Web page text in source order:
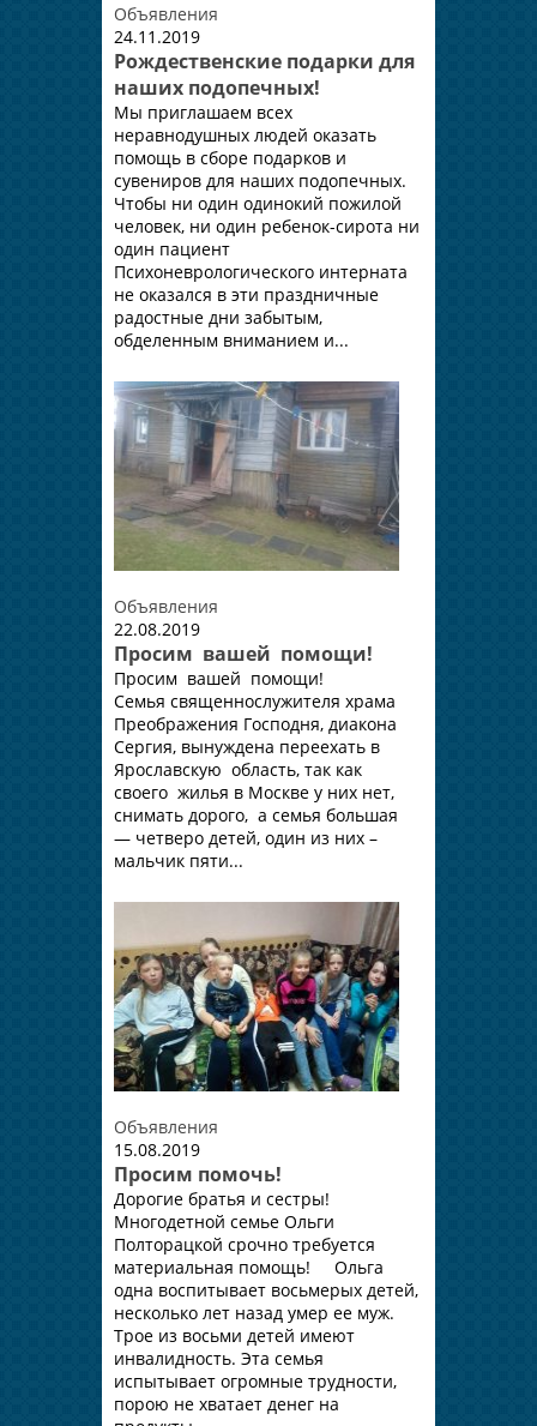
Объявления
24.11.2019
Рождественские подарки для
наших подопечных!
Мы приглашаем всех
неравнодушных людей оказать
помощь в сборе подарков и
сувениров для наших подопечных.
Чтобы ни один одинокий пожилой
человек, ни один ребенок-сирота ни
один пациент
Психоневрологического интерната
не оказался в эти праздничные
радостные дни забытым,
обделенным вниманием и...
Объявления
22.08.2019
Просим вашей помощи!
Просим вашей помощи!
Семья священнослужителя храма
Преображения Господня, диакона
Сергия, вынуждена переехать в
Ярославскую область, так как
своего жилья в Москве у них нет,
снимать дорого, а семья большая
— четверо детей, один из них –
мальчик пяти...
Объявления
15.08.2019
Просим помочь!
Дорогие братья и сестры!
Многодетной семье Ольги
Полторацкой срочно требуется
материальная помощь! Ольга
одна воспитывает восьмерых детей,
несколько лет назад умер ее муж.
Трое из восьми детей имеют
инвалидность. Эта семья
испытывает огромные трудности,
порою не хватает денег на